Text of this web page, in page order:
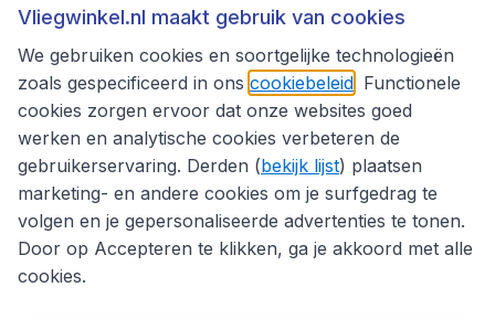
Thema's
Vliegwinkel.nl maakt gebruik van cookies
We gebruiken cookies en soortgelijke technologieën
zoals gespecificeerd in ons cookiebeleid . Functionele
cookies zorgen ervoor dat onze websites goed
werken en analytische cookies verbeteren de
gebruikerservaring. Derden (bekijk lijst) plaatsen
marketing- en andere cookies om je surfgedrag te
volgen en je gepersonaliseerde advertenties te tonen.
Door op Accepteren te klikken, ga je akkoord met alle
cookies.